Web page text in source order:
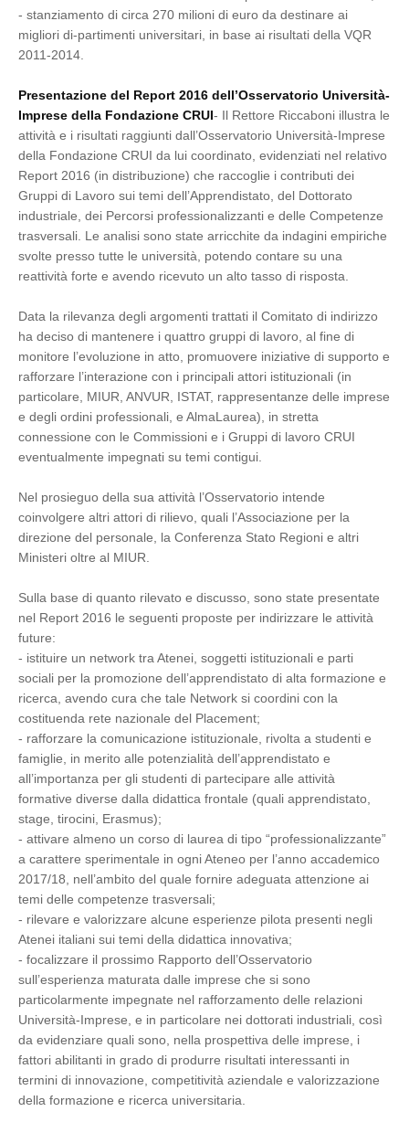
- stanziamento di circa 270 milioni di euro da destinare ai
migliori di-partimenti universitari, in base ai risultati della VQR
2011-2014.
Presentazione del Report 2016 dell’Osservatorio Università-
Imprese della Fondazione CRUI- Il Rettore Riccaboni illustra le
attività e i risultati raggiunti dall’Osservatorio Università-Imprese
della Fondazione CRUI da lui coordinato, evidenziati nel relativo
Report 2016 (in distribuzione) che raccoglie i contributi dei
Gruppi di Lavoro sui temi dell’Apprendistato, del Dottorato
industriale, dei Percorsi professionalizzanti e delle Competenze
trasversali. Le analisi sono state arricchite da indagini empiriche
svolte presso tutte le università, potendo contare su una
reattività forte e avendo ricevuto un alto tasso di risposta.
Data la rilevanza degli argomenti trattati il Comitato di indirizzo
ha deciso di mantenere i quattro gruppi di lavoro, al fine di
monitore l’evoluzione in atto, promuovere iniziative di supporto e
rafforzare l’interazione con i principali attori istituzionali (in
particolare, MIUR, ANVUR, ISTAT, rappresentanze delle imprese
e degli ordini professionali, e AlmaLaurea), in stretta
connessione con le Commissioni e i Gruppi di lavoro CRUI
eventualmente impegnati su temi contigui.
Nel prosieguo della sua attività l’Osservatorio intende
coinvolgere altri attori di rilievo, quali l’Associazione per la
direzione del personale, la Conferenza Stato Regioni e altri
Ministeri oltre al MIUR.
Sulla base di quanto rilevato e discusso, sono state presentate
nel Report 2016 le seguenti proposte per indirizzare le attività
future:
- istituire un network tra Atenei, soggetti istituzionali e parti
sociali per la promozione dell’apprendistato di alta formazione e
ricerca, avendo cura che tale Network si coordini con la
costituenda rete nazionale del Placement;
- rafforzare la comunicazione istituzionale, rivolta a studenti e
famiglie, in merito alle potenzialità dell’apprendistato e
all’importanza per gli studenti di partecipare alle attività
formative diverse dalla didattica frontale (quali apprendistato,
stage, tirocini, Erasmus);
- attivare almeno un corso di laurea di tipo “professionalizzante”
a carattere sperimentale in ogni Ateneo per l’anno accademico
2017/18, nell’ambito del quale fornire adeguata attenzione ai
temi delle competenze trasversali;
- rilevare e valorizzare alcune esperienze pilota presenti negli
Atenei italiani sui temi della didattica innovativa;
- focalizzare il prossimo Rapporto dell’Osservatorio
sull’esperienza maturata dalle imprese che si sono
particolarmente impegnate nel rafforzamento delle relazioni
Università-Imprese, e in particolare nei dottorati industriali, così
da evidenziare quali sono, nella prospettiva delle imprese, i
fattori abilitanti in grado di produrre risultati interessanti in
termini di innovazione, competitività aziendale e valorizzazione
della formazione e ricerca universitaria.